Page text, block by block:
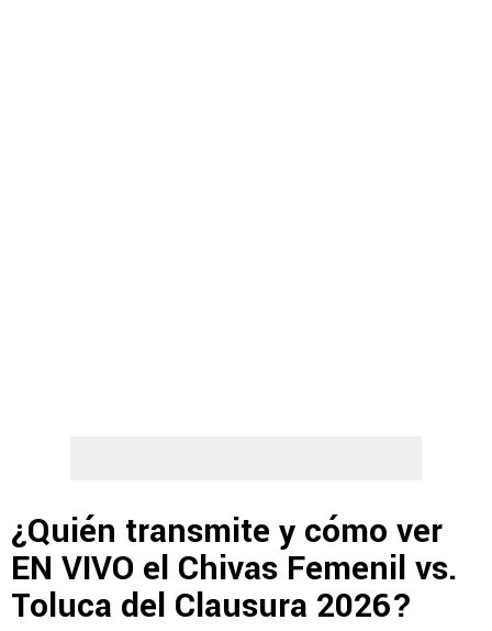
¿Quién transmite y cómo ver
EN VIVO el Chivas Femenil vs.
Toluca del Clausura 2026?